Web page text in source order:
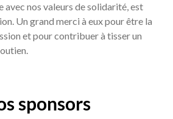
avec nos valeurs de solidarité, est
Un grand merci à eux pour être la
et pour contribuer à tisser un
sponsors